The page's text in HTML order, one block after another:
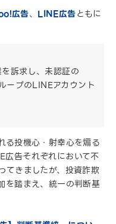
広告、 LINE広告ともに
訴求し、未認証の
ープのLINEアカウント
る投機心・射幸心を煽る
告それぞれにおいて不
てきましたが、投資詐欺
を踏まえ、統一の判断基